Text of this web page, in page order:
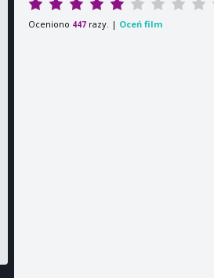
Oceniono 447 razy. | Oceń film